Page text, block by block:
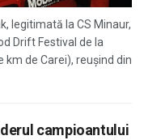
legitimată la CS Minaur,
Drift Festival de la
km de Carei), reușind din
campioantului